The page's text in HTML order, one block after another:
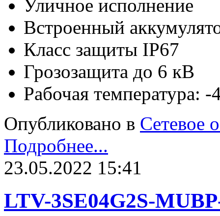
Уличное исполнение
Встроенный
Класс защиты IP67
Грозозащита до 6 кВ
Рабочая температура:
Опубликовано в Сетевое
Подробнее...
23.05.2022 15:41
LTV-3SE04G2S-